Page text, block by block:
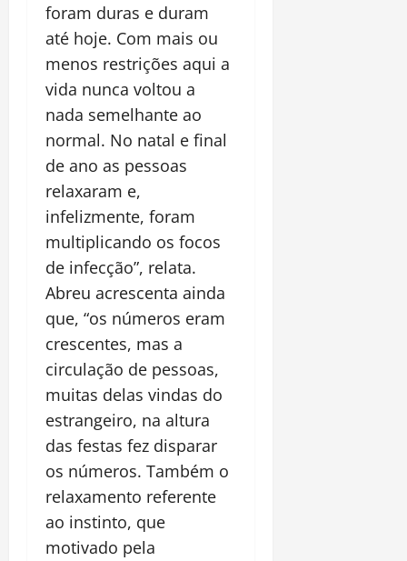
foram duras e duram
até hoje. Com mais ou
menos restrições aqui a
vida nunca voltou a
nada semelhante ao
normal. No natal e final
de ano as pessoas
relaxaram e,
infelizmente, foram
multiplicando os focos
de infecção”, relata.
Abreu acrescenta ainda
que, “os números eram
crescentes, mas a
circulação de pessoas,
muitas delas vindas do
estrangeiro, na altura
das festas fez disparar
os números. Também o
relaxamento referente
ao instinto, que
motivado pela